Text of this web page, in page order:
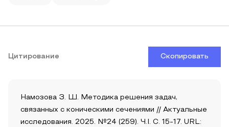
Цитирование Скопировать
Намозова З. Ш. Методика решения задач,
связанных с коническими сечениями // Актуальные
исследования. 2025. №24 (259). Ч.I. С. 15-17. URL: